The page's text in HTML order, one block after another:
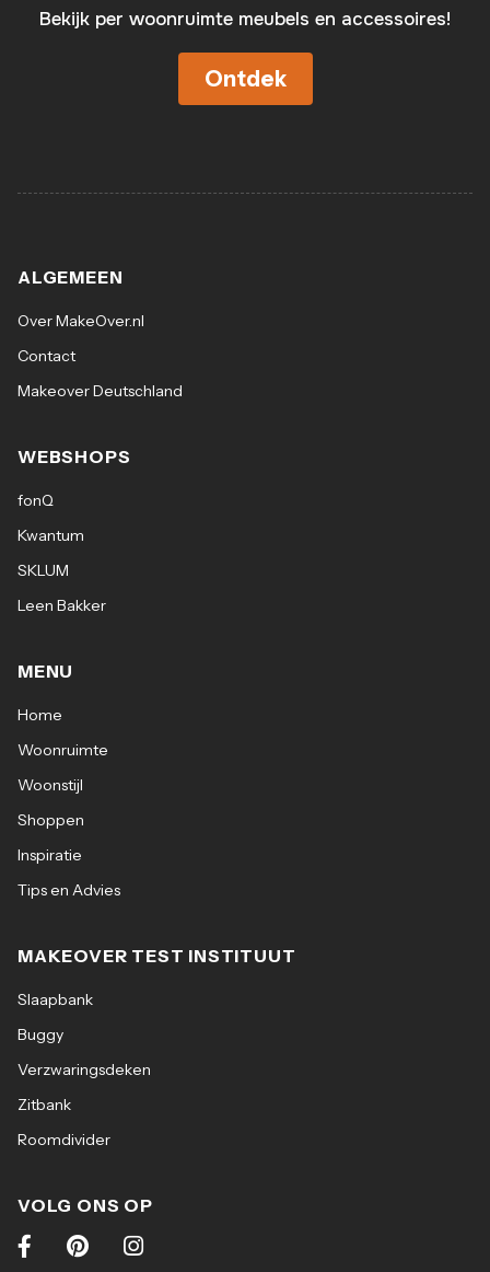
Bekijk per woonruimte meubels en accessoires!
Ontdek
ALGEMEEN
Over MakeOver.nl
Contact
Makeover Deutschland
WEBSHOPS
fonQ
Kwantum
SKLUM
Leen Bakker
MENU
Home
Woonruimte
Woonstijl
Shoppen
Inspiratie
Tips en Advies
MAKEOVER TEST INSTITUUT
Slaapbank
Buggy
Verzwaringsdeken
Zitbank
Roomdivider
VOLG ONS OP